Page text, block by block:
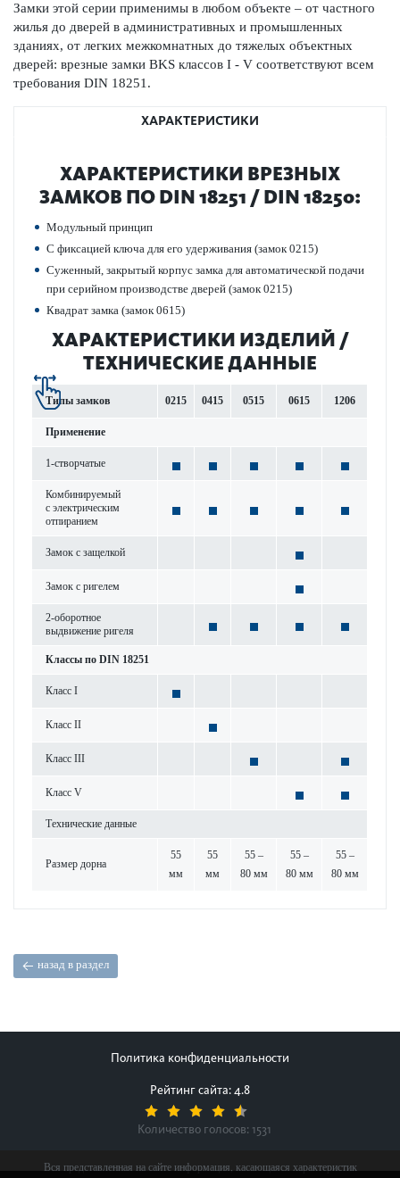
Замки этой серии применимы в любом объекте – от частного
жилья до дверей в админис­трат­ивных и промыш­ленных
зданиях, от легких межкомнатных до тяжелых объектных
дверей: врезные замки BKS классов I - V соответствуют всем
требования DIN 18251.
ХАРАКТЕРИСТИКИ
ХАР­АКТЕР­И­С­ТИКИ ВРЕЗНЫХ
ЗАМКОВ ПО DIN 18251 / DIN 18250:
Модульный принцип
С фиксацией ключа для его удерживания (замок 0215)
Суженный, закрытый корпус замка для автом­ат­ической подачи
при сер­ийном произ­в­о­дстве дверей (замок 0215)
Квадрат замка (замок 0615)
ХАР­АКТЕР­И­С­ТИКИ ИЗДЕЛИЙ /
ТЕХНИЧЕСКИЕ ДАННЫЕ
Типы замков 0215 0415 0515 0615 1206
Применение
1-створ­чатые
Комб­инируемый
с электрическим
отпиранием
Замок с защелкой
Замок с риг­елем
2-обор­отное
выдвижение ригеля
Классы по DIN 18251
Класс I
Класс II
Класс III
Класс V
Технические данные
Размер дорна
55
мм
55
мм
55 –
80 мм
55 –
80 мм
55 –
80 мм
назад в раздел
Политика конфиденциальности
Рейтинг сайта: 4.8
Количество голосов: 1531
Вся представленная на сайте информация, касающаяся характеристик